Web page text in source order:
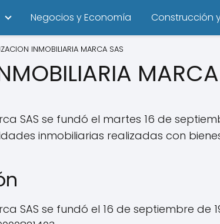
Negocios y Economía Construcción
INMOBILIARIA MARCA SAS
SAS se fundó el martes 16 de
inmobiliarias realizadas con
SAS se fundó el 16 de septiembre